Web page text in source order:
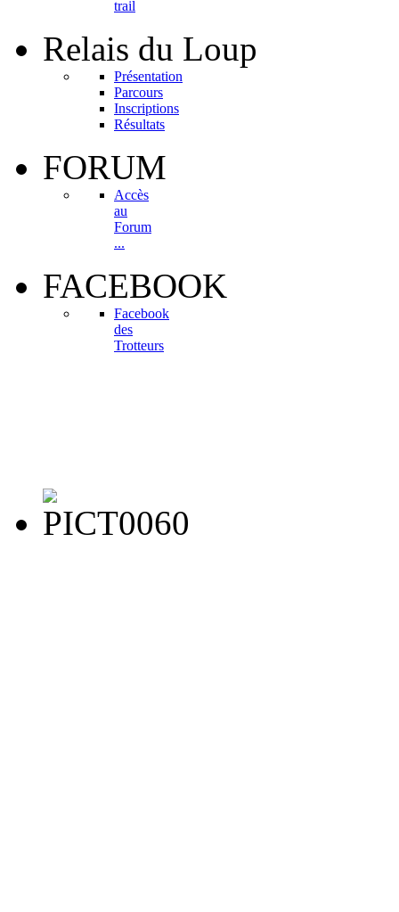
trail
Relais du Loup
Présentation
Parcours
Inscriptions
Résultats
FORUM
Accès
au
Forum
...
FACEBOOK
Facebook
des
Trotteurs